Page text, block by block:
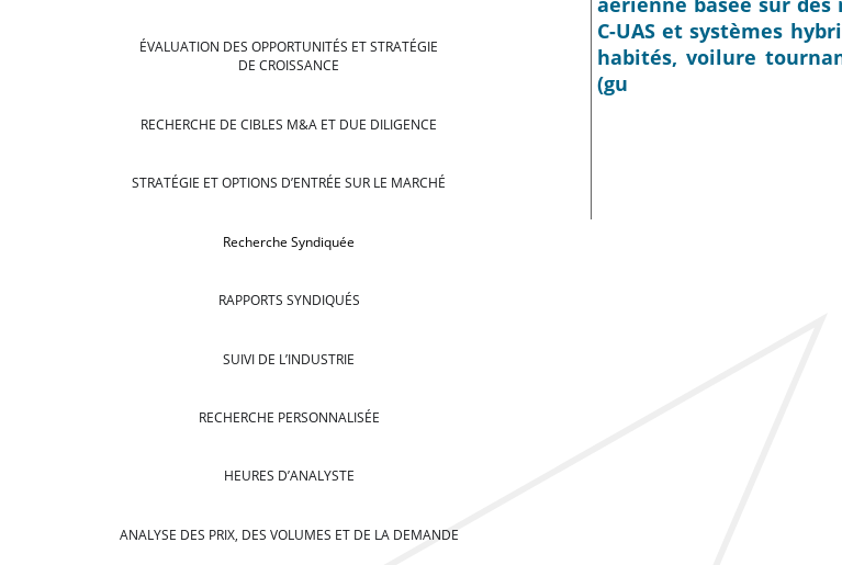
ÉVALUATION DES OPPORTUNITÉS ET STRATÉGIE
DE CROISSANCE
RECHERCHE DE CIBLES M&A ET DUE DILIGENCE
STRATÉGIE ET OPTIONS D’ENTRÉE SUR LE MARCHÉ
Recherche Syndiquée
RAPPORTS SYNDIQUÉS
SUIVI DE L’INDUSTRIE
RECHERCHE PERSONNALISÉE
HEURES D’ANALYSTE
ANALYSE DES PRIX, DES VOLUMES ET DE LA DEMANDE
C-UAS et systèmes
habités, voilure
(gu